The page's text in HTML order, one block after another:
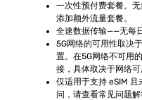
一次性预付费套餐。
添加额外流量套餐。
全速数据传输——无每
5G网络的可用性取决
置。在5G网络不可用
接，具体取决于网络可
仅适用于支持 eSIM
问，请查看常见问题解